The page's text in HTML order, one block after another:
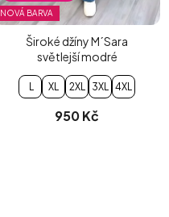
NOVÁ BARVA
Široké džíny M´Sara
světlejší modré
L XL 2XL 3XL 4XL
950 Kč